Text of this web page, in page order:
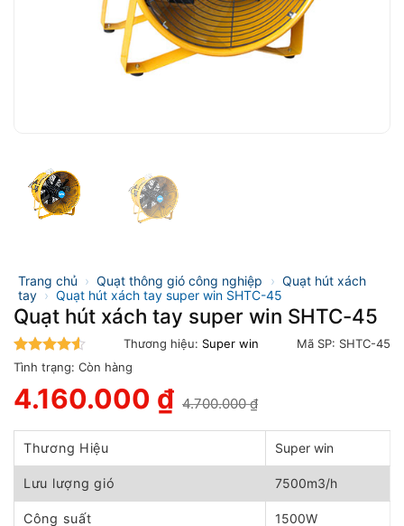
Trang chủ › Quạt thông gió công nghiệp › Quạt hút xách
tay › Quạt hút xách tay super win SHTC-45
Quạt hút xách tay super win SHTC-45
4.5trên 5
Thương hiệu: Super win Mã SP: SHTC-45
Tình trạng: Còn hàng
4.700.000₫
gốc
là:
4.700.000 ₫.
4.160.000 ₫
hiện
tại
4.160.000 ₫.
Thương Hiệu Super win
Lưu lượng gió 7500m3/h
Công suất 1500W